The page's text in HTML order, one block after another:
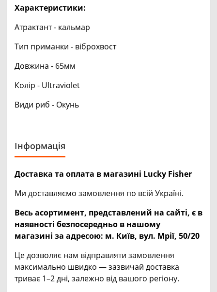
Характеристики:
Атрактант - кальмар
Тип приманки - віброхвост
Довжина - 65мм
Колір - Ultraviolet
Види риб - Окунь
Інформація
Доставка та оплата в магазині Lucky Fisher
Ми доставляємо замовлення по всій Україні.
Весь асортимент, представлений на сайті, є в
наявності безпосередньо в нашому
магазині за адресою: м. Київ, вул. Мрії, 50/20
Це дозволяє нам відправляти замовлення
максимально швидко — зазвичай доставка
триває 1–2 дні, залежно від вашого регіону.